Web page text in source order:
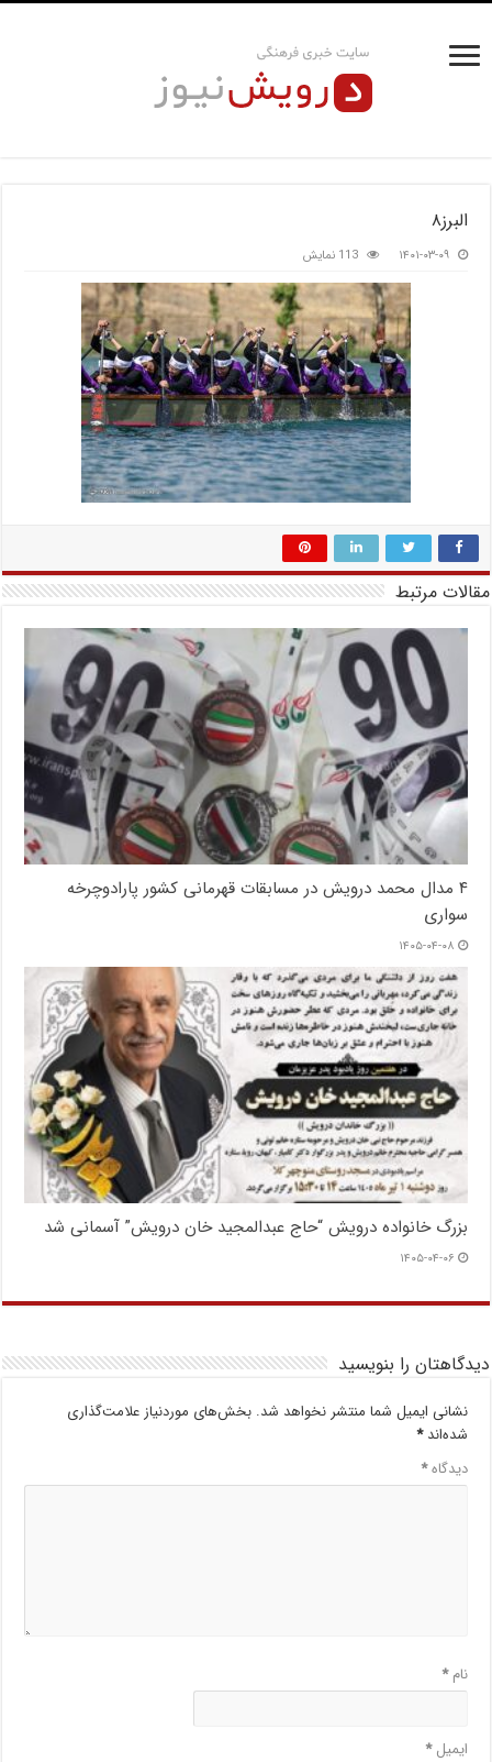
البرز۸
۱۴۰۱-۰۳-۰۹ 113 نمایش
مقالات مرتبط
۴ مدال محمد درویش در مسابقات قهرمانی کشور پارادوچرخه
سواری
۱۴۰۵-۰۴-۰۸
بزرگ خانواده درویش “حاج عبدالمجید خان درویش” آسمانی شد
۱۴۰۵-۰۴-۰۶
دیدگاهتان را بنویسید
نشانی ایمیل شما منتشر نخواهد شد. بخش‌های موردنیاز علامت‌گذاری
شده‌اند*
دیدگاه*
نام*
ایمیل*